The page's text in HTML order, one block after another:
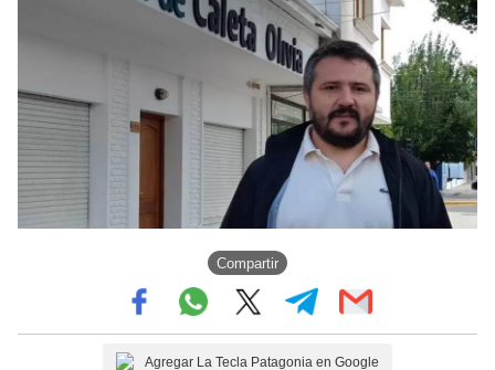
Compartir
Agregar La Tecla Patagonia en Google